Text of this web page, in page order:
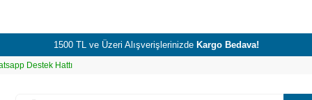
1500 TL ve Üzeri Alışverişlerinizde Kargo Bedava!
Destek Hattı